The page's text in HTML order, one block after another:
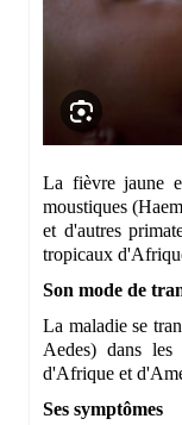
La fièvre jaune
moustiques
et d'autres
tropicaux
Son mode de
La maladie se
Aedes) dans
d'Afrique et
Ses symptômes